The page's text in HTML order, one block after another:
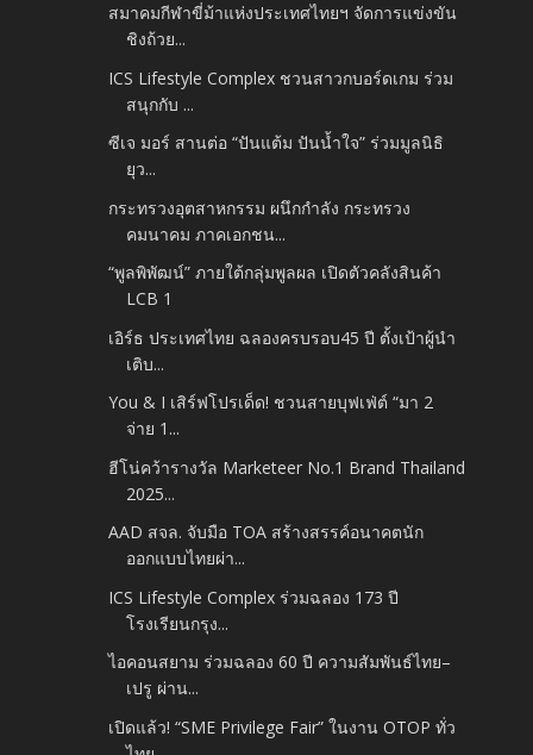
สมาคมกีฬาขี่ม้าแห่งประเทศไทยฯ จัดการแข่งขัน
ชิงถ้วย...
ICS Lifestyle Complex ชวนสาวกบอร์ดเกม ร่วม
สนุกกับ ...
ซีเจ มอร์ สานต่อ “ปันแต้ม ปันน้ำใจ” ร่วมมูลนิธิ
ยุว...
กระทรวงอุตสาหกรรม ผนึกกำลัง กระทรวง
คมนาคม ภาคเอกชน...
“พูลพิพัฒน์” ภายใต้กลุ่มพูลผล เปิดตัวคลังสินค้า
LCB 1
เอิร์ธ ประเทศไทย ฉลองครบรอบ45 ปี ตั้งเป้าผู้นำ
เติบ...
You & I เสิร์ฟโปรเด็ด! ชวนสายบุฟเฟ่ต์ “มา 2
จ่าย 1...
ฮีโน่คว้ารางวัล Marketeer No.1 Brand Thailand
2025...
AAD สจล. จับมือ TOA สร้างสรรค์อนาคตนัก
ออกแบบไทยผ่า...
ICS Lifestyle Complex ร่วมฉลอง 173 ปี
โรงเรียนกรุง...
ไอคอนสยาม ร่วมฉลอง 60 ปี ความสัมพันธ์ไทย–
เปรู ผ่าน...
เปิดแล้ว! “SME Privilege Fair” ในงาน OTOP ทั่ว